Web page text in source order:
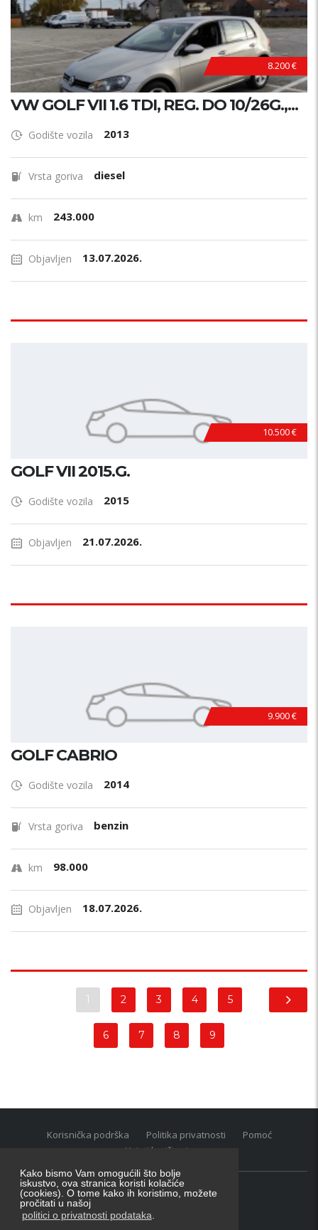
Kako bismo Vam omogućili što bolje
iskustvo, ova stranica koristi kolačiće
(cookies). O tome kako ih koristimo, možete
pročitati u našoj
politici o privatnosti podataka
8.200 €
VW GOLF VII 1.6 TDI, REG. DO 10/26G.,...
Godište vozila 2013
Vrsta goriva diesel
km 243.000
Objavljen 13.07.2026.
10.500 €
GOLF VII 2015.G.
Godište vozila 2015
Objavljen 21.07.2026.
9.900 €
GOLF CABRIO
Godište vozila 2014
Vrsta goriva benzin
km 98.000
Objavljen 18.07.2026.
1 2 3 4 5
6 7 8 9
Korisnička podrška Politika privatnosti
Pomoć
Uvjeti korištenja
Oglasnik grupacija:posao.hr|oglasnik.hr|auti.hr
Tečaj za konverziju u EUR valutu: 1 euro = 7.53450 kn